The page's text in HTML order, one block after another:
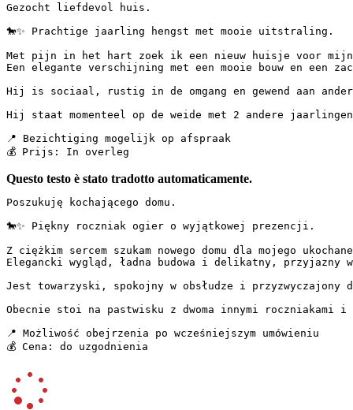
Gezocht liefdevol huis.
🐎✨ Prachtige jaarling hengst met mooie uitstraling.
Met pijn in het hart zoek ik een nieuw huisje voor
Een elegante verschijning met een mooie bouw en
Hij is sociaal, rustig in de omgang en gewend aan
Hij staat momenteel op de weide met 2 andere
📍 Bezichtiging mogelijk op afspraak
💰 Prijs: In overleg
Questo testo è stato tradotto automaticamente.
Poszukuję kochającego domu.
🐎✨ Piękny roczniak ogier o wyjątkowej prezencji.
Z ciężkim sercem szukam nowego domu dla mojego
Elegancki wygląd, ładna budowa i delikatny, przyjazny
Jest towarzyski, spokojny w obsłudze i
Obecnie stoi na pastwisku z dwoma innymi
📍 Możliwość obejrzenia po wcześniejszym umówieniu
💰 Cena: do uzgodnienia